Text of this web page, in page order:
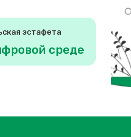
эстафета
среде